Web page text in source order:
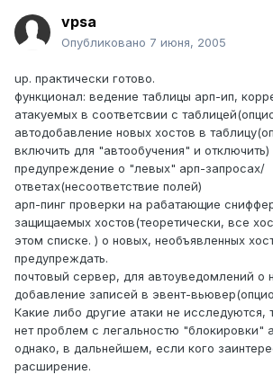
vpsa
Опубликовано 7 июня, 2005
up. практически готово.
функционал: ведение таблицы арп-ип,
атакуемых в соответсвии с
автодобавление новых хостов в
включить для "автообучения" и отключить)
предупреждение о "левых" арп-запросах/
ответах(несоответствие полей)
арп-пинг проверки на рабатающие
защищаемых хостов(теоретически, все
этом списке. ) о новых, необъявленных
предупреждать.
почтовый сервер, для автоуведомлений о
добавление записей в эвент-
Какие либо другие атаки не исследуются,
нет проблем с легальностю "блокировки"
однако, в дальнейшем, если кого
расширение.